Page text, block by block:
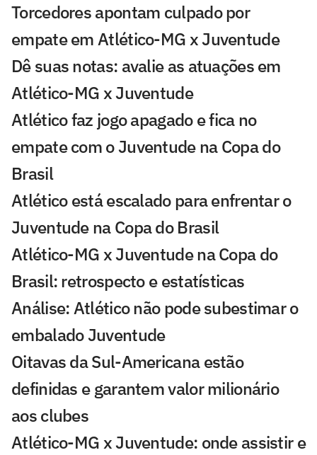
Torcedores apontam culpado por
empate em Atlético-MG x Juventude
Dê suas notas: avalie as atuações em
Atlético-MG x Juventude
Atlético faz jogo apagado e fica no
empate com o Juventude na Copa do
Brasil
Atlético está escalado para enfrentar o
Juventude na Copa do Brasil
Atlético-MG x Juventude na Copa do
Brasil: retrospecto e estatísticas
Análise: Atlético não pode subestimar o
embalado Juventude
Oitavas da Sul-Americana estão
definidas e garantem valor milionário
aos clubes
Atlético-MG x Juventude: onde assistir e